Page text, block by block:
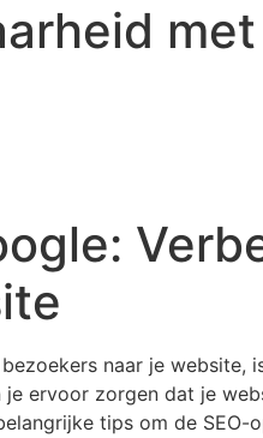
met
naar je website,
ervoor zorgen dat je
tips om de